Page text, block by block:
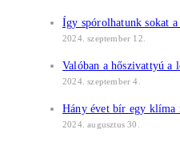
Így spórolhatunk sokat
2024. szeptember 12.
Valóban a hőszivattyú a
2024. szeptember 4.
Hány évet bír egy klíma
2024. augusztus 30.